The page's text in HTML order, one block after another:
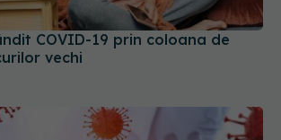
COVID-19 prin coloana de
vechi